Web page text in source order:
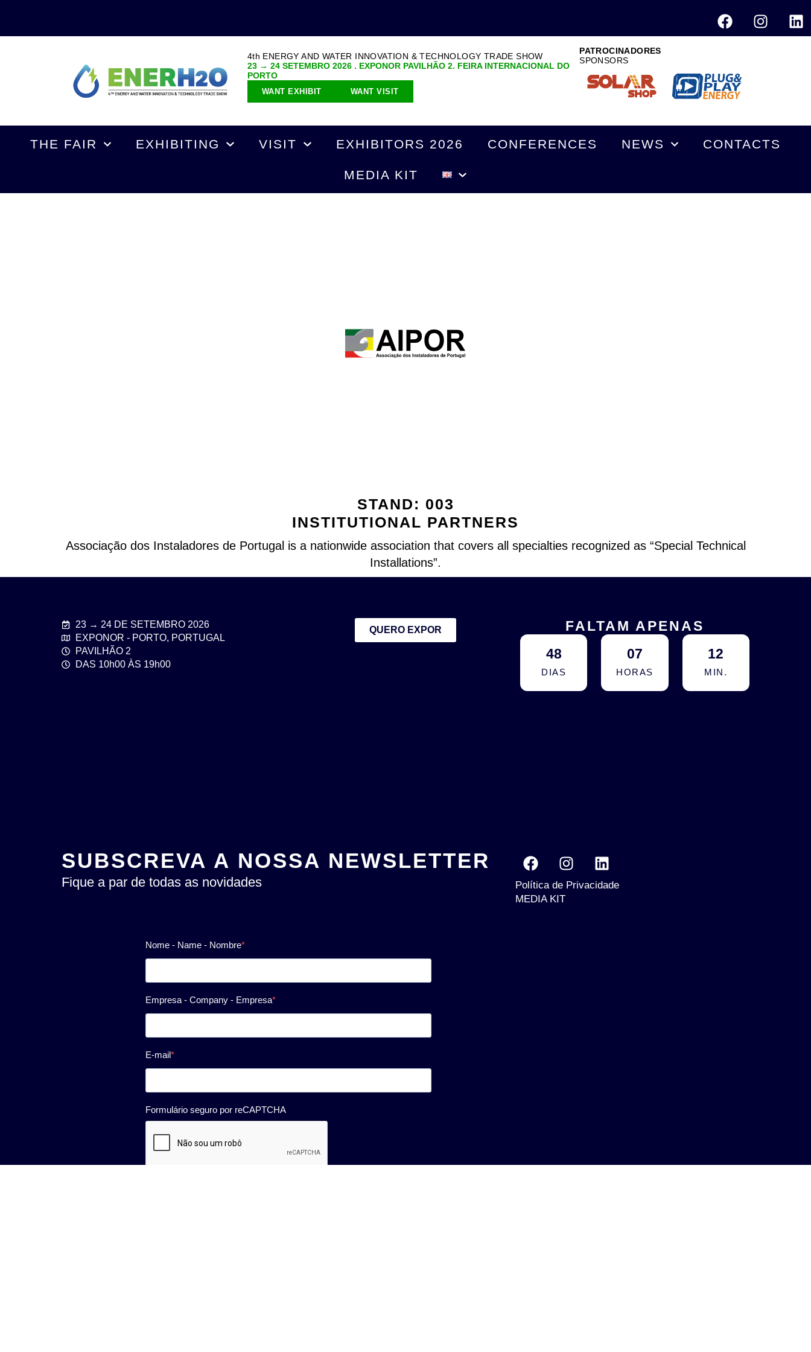
4th ENERGY AND WATER INNOVATION & TECHNOLOGY TRADE SHOW
23 → 24 SETEMBRO 2026 . EXPONOR PAVILHÃO 2. FEIRA INTERNACIONAL DO
PORTO
WANT EXHIBIT WANT VISIT
PATROCINADORES
SPONSORS
THE FAIR EXHIBITING VISIT EXHIBITORS 2026 CONFERENCES NEWS CONTACTS
MEDIA KIT
STAND: 003
INSTITUTIONAL PARTNERS
Associação dos Instaladores de Portugal is a nationwide association that covers all specialties recognized as “Special Technical
Installations”.
23 → 24 DE SETEMBRO 2026
EXPONOR - PORTO, PORTUGAL
PAVILHÃO 2
DAS 10h00 ÀS 19h00
QUERO EXPOR
FALTAM APENAS
48
DIAS
07
HORAS
12
MIN.
SUBSCREVA A NOSSA NEWSLETTER
Fique a par de todas as novidades
Política de Privacidade
MEDIA KIT